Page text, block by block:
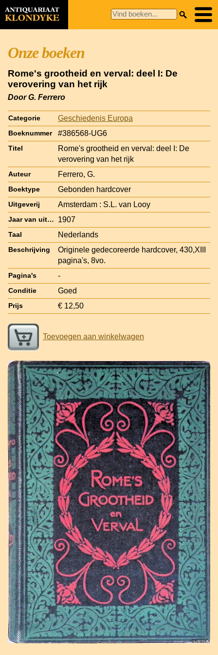
Onze boeken
Rome's grootheid en verval: deel I: De
verovering van het rijk
Door G. Ferrero
Categorie Geschiedenis Europa
Boeknummer #386568-UG6
Titel
Rome's grootheid en verval: deel I: De
verovering van het rijk
Auteur Ferrero, G.
Boektype Gebonden hardcover
Uitgeverij Amsterdam : S.L. van Looy
Jaar van uitgave 1907
Taal Nederlands
Beschrijving
Originele gedecoreerde hardcover, 430,XIII
pagina's, 8vo.
Pagina's -
Conditie Goed
Prijs € 12,50
Toevoegen aan winkelwagen